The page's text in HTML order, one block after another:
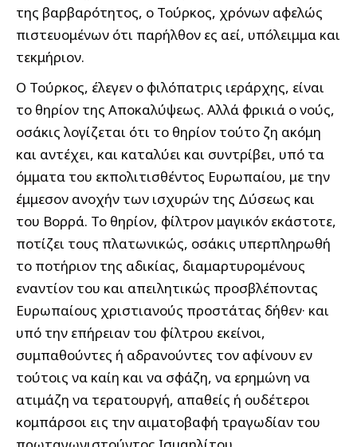
της βαρβαρότητος, ο Τούρκος, χρόνων αφελώς
πιστευομένων ότι παρήλθον ες αεί, υπόλειμμα και
τεκμήριον.
Ο Τούρκος, έλεγεν ο φιλόπατρις ιεράρχης, είναι
το θηρίον της Αποκαλύψεως. Αλλά φρικιά ο νούς,
οσάκις λογίζεται ότι το θηρίον τούτο ζη ακόμη
και αντέχει, και καταλύει και συντρίβει, υπό τα
όμματα του εκπολιτισθέντος Ευρωπαίου, με την
έμμεσον ανοχήν των ισχυρών της Δύσεως και
του Βορρά. Το θηρίον, φίλτρον μαγικόν εκάστοτε,
ποτίζει τους πλατωνικώς, οσάκις υπερπληρωθή
το ποτήριον της αδικίας, διαμαρτυρομένους
εναντίον του και απειλητικώς προσβλέποντας
Ευρωπαίους χριστιανούς προστάτας δήθεν· και
υπό την επήρειαν του φίλτρου εκείνοι,
συμπαθούντες ή αδρανούντες τον αφίνουν εν
τούτοις να καίη και να σφάζη, να ερημώνη να
ατιμάζη να τερατουργή, απαθείς ή ουδέτεροι
κομπάρσοι εις την αιματοβαφή τραγωδίαν του